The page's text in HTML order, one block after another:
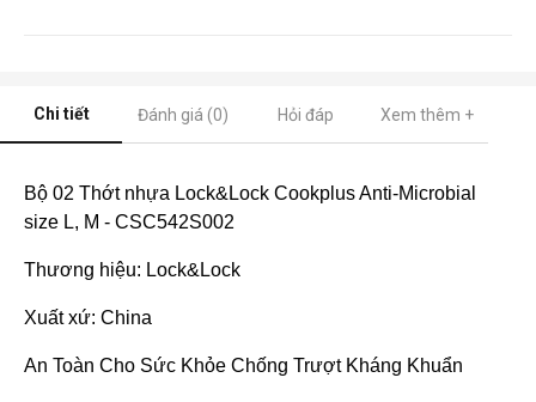
Chi tiết Đánh giá (0) Hỏi đáp Xem thêm +
Bộ 02 Thớt nhựa Lock&Lock Cookplus Anti-Microbial
size L, M - CSC542S002
Thương hiệu: Lock&Lock
Xuất xứ: China
An Toàn Cho Sức Khỏe Chống Trượt Kháng Khuẩn